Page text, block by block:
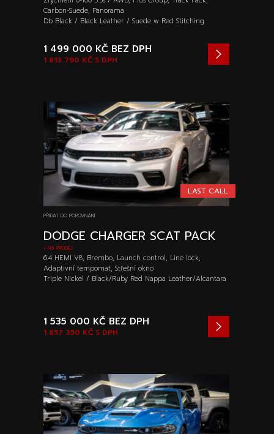
Carbon-Suede, Panorama
Db Black / Black Leather / Suede w Red Stitching
1 813 790 KČ S DPH
1 499 000 KČ BEZ DPH
LAST CALL
PŘIDAT DO POROVNÁNÍ
DODGE CHARGER SCAT PACK
/ NA PRODEJ
6.4 HEMI V8, Brembo, Launch control, Line lock,
Adaptivní tempomat, Střešní okno
Triple Nickel / Black/Ruby Red Nappa Leather/Alcantara
1 857 350 KČ S DPH
1 535 000 KČ BEZ DPH